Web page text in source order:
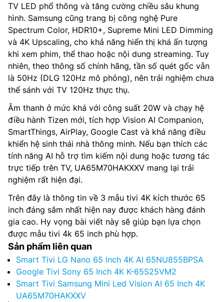
TV LED phổ thông và tăng cường chiều sâu khung
hình. Samsung cũng trang bị công nghệ Pure
Spectrum Color, HDR10+, Supreme Mini LED Dimming
và 4K Upscaling, cho khả năng hiển thị khá ấn tượng
khi xem phim, thể thao hoặc nội dung streaming. Tuy
nhiên, theo thông số chính hãng, tần số quét gốc vẫn
là 50Hz (DLG 120Hz mô phỏng), nên trải nghiệm chưa
thể sánh với TV 120Hz thực thụ.
Âm thanh ở mức khá với công suất 20W và chạy hệ
điều hành Tizen mới, tích hợp Vision AI Companion,
SmartThings, AirPlay, Google Cast và khả năng điều
khiển hệ sinh thái nhà thông minh. Nếu bạn thích các
tính năng AI hỗ trợ tìm kiếm nội dung hoặc tương tác
trực tiếp trên TV, UA65M70HAKXXV mang lại trải
nghiệm rất hiện đại.
Trên đây là thông tin về 3 mẫu tivi 4K kích thước 65
inch đáng sắm nhất hiện nay được khách hàng đánh
gia cao. Hy vọng bài viết này sẽ giúp bạn lựa chọn
được mẫu tivi 4k 65 inch phù hợp.
Sản phẩm liên quan
Smart Tivi LG Nano 65 Inch 4K AI 65NU855BPSA
Google Tivi Sony 65 Inch 4K K-65S25VM2
Smart Tivi Samsung Mini Led Vision AI 65 Inch 4K
UA65M70HAKXXV